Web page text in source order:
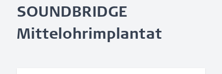
Jetzt abonnieren
German – Austria
SOUNDBRIDGE
Mittelohrimplantat